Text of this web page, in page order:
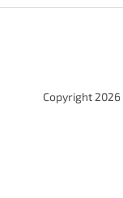
Copyright 2026